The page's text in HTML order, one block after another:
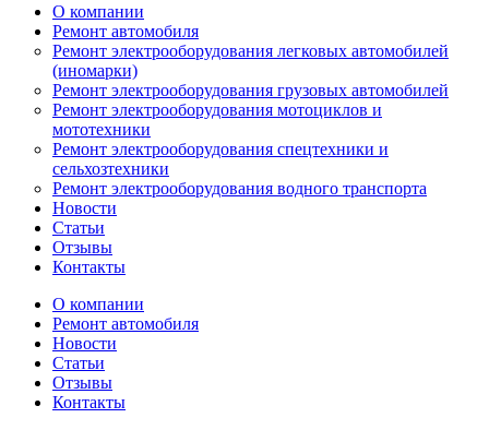
О компании
Ремонт автомобиля
Ремонт электрооборудования легковых автомобилей
(иномарки)
Ремонт электрооборудования грузовых автомобилей
Ремонт электрооборудования мотоциклов и
мототехники
Ремонт электрооборудования спецтехники и
сельхозтехники
Ремонт электрооборудования водного транспорта
Новости
Статьи
Отзывы
Контакты
О компании
Ремонт автомобиля
Новости
Статьи
Отзывы
Контакты